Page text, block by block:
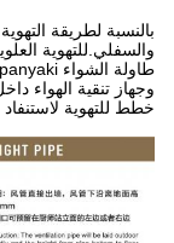
بالنسبة لطريقة
والسفلي.للتهوية
وجهاز تنقية الهواء
خطط للتهوية